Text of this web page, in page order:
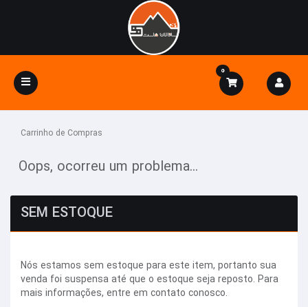
Alternar
navegação
0
Carrinho de Compras
Oops, ocorreu um problema...
SEM ESTOQUE
Nós estamos sem estoque para este item, portanto sua
venda foi suspensa até que o estoque seja reposto. Para
mais informações, entre em contato conosco.